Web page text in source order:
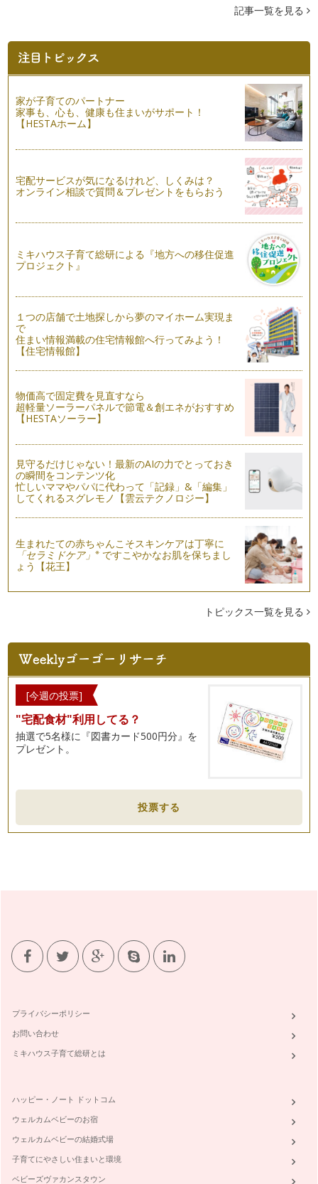
かぼちゃお化け「ジャック・オ・ランタン」を作ってみよう♪
秋の味覚をチョコベジで☆
10月になり、今年もあと3ヵ月となりました。季節は『秋』。
味覚の秋ですね。秋に旬…
☆ベジタブルカービング☆食卓を華やかに！
毎日の食卓をちょっと華やかにしてみませんか。パパの驚く
夏こそ、バーニャ・カウダ☆
バーニャ・カウダはイタリアを代表する冬の野菜料理だそう。
9月頃までが旬と言われている、今が旬のメロン！ 私は子ど
ものころから一番の大好物は？と言わ…
キッズクッキング☆真夏のおもてなし手まり寿司☆
もうすぐ夏休みですね。夏休みになると、お友だちや親せきと
の集まる機会が増えますよね。そんな…
キッズクッキング テーマは『七夕』☆
今月は、夏野菜を主役にして、『七夕』をテーマにキッズクッ
キングを開催しました。七…
【夏】ママのためのサビ落としレシピ♪
茄子に含まれている成分は、約94％が水分と言われていま
そろそろ夏野菜が旬を迎えます。
6月になると、夏野菜（初夏野菜）が旬を迎えます。どんな野
菜があるかというと・・・枝豆・トマ…
5月に入り、気温が急上昇する日が増え、暖かいを通り過ぎ、
暑い日も増えてきましたね。日中、お…
キッズクッキング☆「こどもの日」Part2
こどもの日は、「こどもの人格を重んじ、こどもの幸福をはか
るとともに、母に感謝する」ことが趣…
ベジタブルカービングで食卓を華やかに☆
ベジタブルカービングとは、タイの伝統工芸。 小さなナイフ
一本で、作り上げていくその…
旬のうるいで美肌美人に！
うるい（おおばきぼうし）をご存じでしょうか？ 写真左が、
うるい（おおばきぼうし）で…
キッズクッキング！春野菜でひなまつりパーティー！
「ひなまつり」は、女の子のすこやかな成長を祈る節句の年中
簡単ベジフルkids cooking②お正月料理
2012年がスタートしましたね。本年も、ママがウキウキ！で
きる「食卓」を彩るおもてなし・レ…
編』
先日、スウェーデン在住の友人が一時帰国で我が家に遊びに来
てくれました。お子様は、1歳の可愛…
『冬野菜でインフルエンザやウィルスに負けない体作り！①栄
れた新鮮なお野菜をトラックに積んで…
☆ｸﾘｽﾏｽ☆家族に！ｹﾞｽﾄに！喜ばれるおもてなし②コーディネ
ート編
前回の続編として、☆クリスマス☆家族に！ゲストに！喜ばれ
るおもてなし②コーディネート編と題…
記事一覧を見る
家が子育てのパートナー
家事も、心も、健康も住まいがサポート！
【HESTAホーム】
宅配サービスが気になるけれど、しくみは？
オンライン相談で質問＆プレゼントをもらおう
ミキハウス子育て総研による『地方への移住促進
プロジェクト』
１つの店舗で土地探しから夢のマイホーム実現ま
で
住まい情報満載の住宅情報館へ行ってみよう！
【住宅情報館】
物価高で固定費を見直すなら
超軽量ソーラーパネルで節電＆創エネがおすすめ
【HESTAソーラー】
見守るだけじゃない！最新のAIの力でとっておき
の瞬間をコンテンツ化
忙しいママやパパに代わって「記録」&「編集」
してくれるスグレモノ【雲云テクノロジー】
生まれたての赤ちゃんこそスキンケアは丁寧に
「セラミドケア」※ ですこやかなお肌を保ちまし
ょう【花王】
トピックス一覧を見る
[今週の投票]
"宅配食材"利用してる？
抽選で5名様に『図書カード500円分』を
プレゼント。
投票する
プライバシーポリシー
お問い合わせ
ミキハウス子育て総研とは
ハッピー・ノート ドットコム
ウェルカムベビーのお宿
ウェルカムベビーの結婚式場
子育てにやさしい住まいと環境
ベビーズヴァカンスタウン